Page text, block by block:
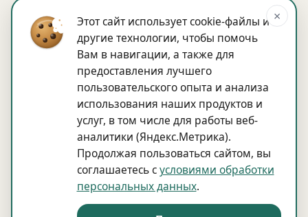
×
Этот сайт использует cookie-файлы и
другие технологии, чтобы помочь
Вам в навигации, а также для
предоставления лучшего
пользовательского опыта и анализа
использования наших продуктов и
услуг, в том числе для работы веб-
аналитики (Яндекс.Метрика).
Продолжая пользоваться сайтом, вы
соглашаетесь сусловиями обработки
персональных данных.
Наши специалистыБлог
Политика обработки персональных
Согласие на обработку персональных
Способы оплаты: банковская карта, наличный
расчет
© 2025 Центр Психоанализа Пермь +7 995 279